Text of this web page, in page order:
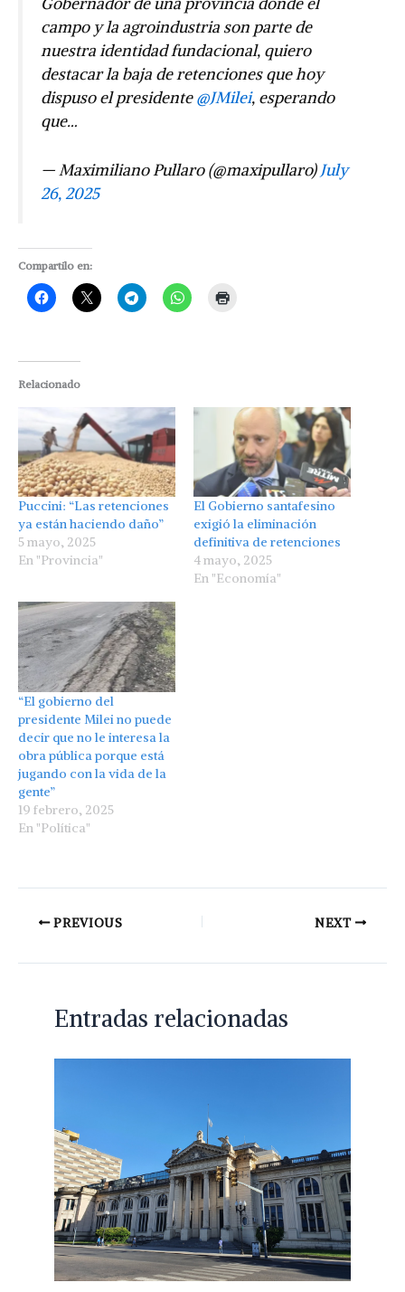
campo y la agroindustria son parte de
nuestra identidad fundacional, quiero
destacar la baja de retenciones que hoy
dispuso el presidente@JMilei, esperando
que…
— Maximiliano Pullaro (@maxipullaro)July
26, 2025
Compartilo en:
Relacionado
Puccini: “Las retenciones
ya están haciendo daño”
5 mayo, 2025
En "Provincia"
El Gobierno santafesino
exigió la eliminación
definitiva de retenciones
4 mayo, 2025
En "Economía"
“El gobierno del
presidente Milei no puede
decir que no le interesa la
obra pública porque está
jugando con la vida de la
gente”
19 febrero, 2025
En "Política"
PREVIOUS NEXT
Entradas relacionadas